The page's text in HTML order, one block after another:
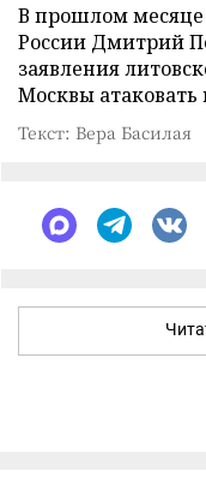
В прошлом месяце
России Дмитрий
заявления
Москвы
Текст: Вера Басилая